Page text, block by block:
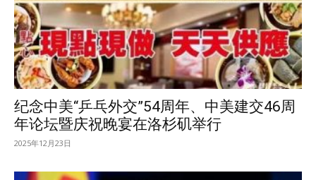
纪念中美“乒乓外交”54周年、中美建交46周
年论坛暨庆祝晚宴在洛杉矶举行
2025年12月23日